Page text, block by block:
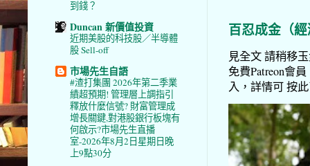
百忍成金（
見全文 請稍移
免費Patreon會
入，詳情可 按
到錢？
Duncan 新價值投資
近期美股的科技股／半導體
股 Sell-off
市場先生自語
#渣打集團 2026年第二季業
績超預期! 管理層上調指引
釋放什麼信號? 財富管理成
增長關鍵,對港股銀行板塊有
何啟示?市場先生直播
室-2026年8月2日星期日晚
上9點30分